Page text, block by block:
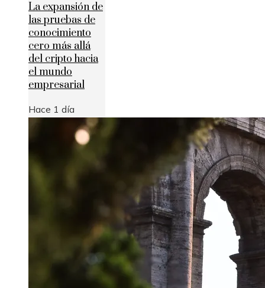
La expansión de
las pruebas de
conocimiento
cero más allá
del cripto hacia
el mundo
empresarial
Hace 1 día